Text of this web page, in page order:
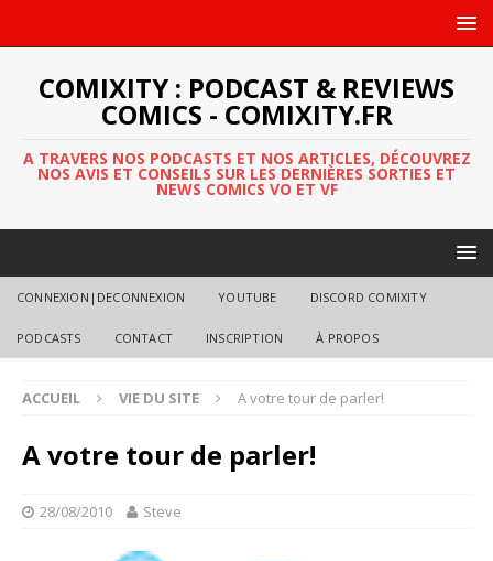
COMIXITY : PODCAST & REVIEWS
COMICS - COMIXITY.FR
A TRAVERS NOS PODCASTS ET NOS ARTICLES, DÉCOUVREZ
NOS AVIS ET CONSEILS SUR LES DERNIÈRES SORTIES ET
NEWS COMICS VO ET VF
CONNEXION|DECONNEXION YOUTUBE DISCORD COMIXITY
PODCASTS CONTACT INSCRIPTION À PROPOS
ACCUEIL VIE DU SITE A votre tour de parler!
A votre tour de parler!
28/08/2010 Steve